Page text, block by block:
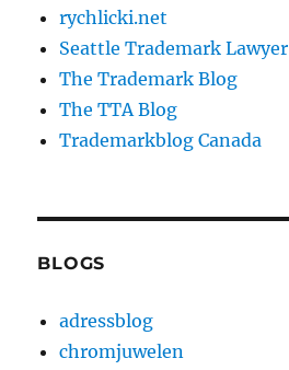
rychlicki.net
Seattle Trademark Lawyer
The Trademark Blog
The TTA Blog
Trademarkblog Canada
BLOGS
adressblog
chromjuwelen